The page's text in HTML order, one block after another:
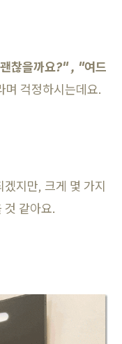
찮을까요?" , "여드
며 걱정하시는데요.
지만, 크게 몇 가지
것 같아요.